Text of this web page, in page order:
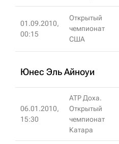
01.09.2010,
00:15
Открытый
чемпионат
США
Юнес Эль Айноуи
06.01.2010,
15:30
ATP Доха.
Открытый
чемпионат
Катара